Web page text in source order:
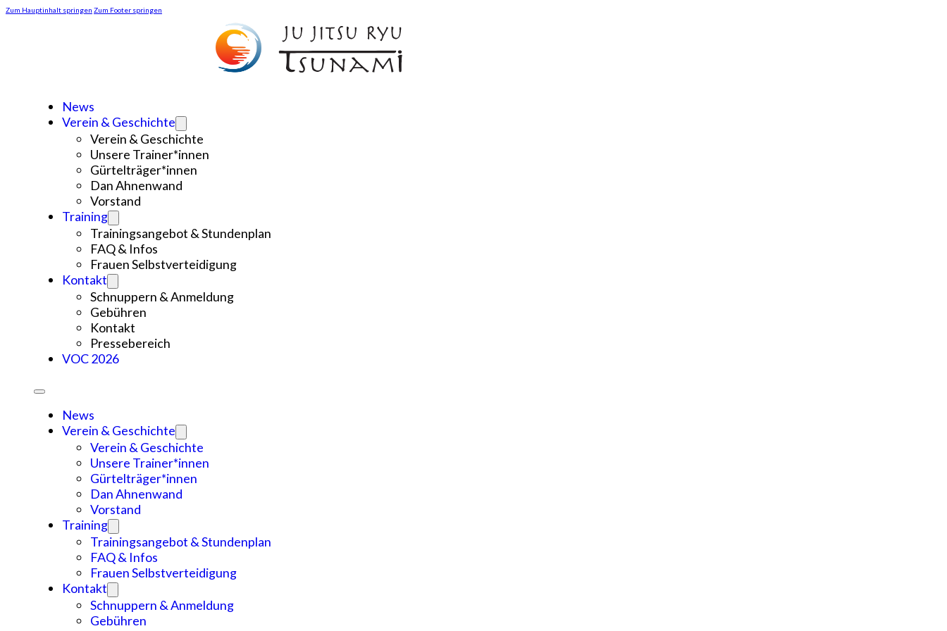
Zum Hauptinhalt springen Zum Footer springen
News
Verein & Geschichte
Verein & Geschichte
Unsere Trainer*innen
Gürtelträger*innen
Dan Ahnenwand
Vorstand
Training
Trainingsangebot & Stundenplan
FAQ & Infos
Frauen Selbstverteidigung
Kontakt
Schnuppern & Anmeldung
Gebühren
Kontakt
Pressebereich
VOC 2026
News
Verein & Geschichte
Verein & Geschichte
Unsere Trainer*innen
Gürtelträger*innen
Dan Ahnenwand
Vorstand
Training
Trainingsangebot & Stundenplan
FAQ & Infos
Frauen Selbstverteidigung
Kontakt
Schnuppern & Anmeldung
Gebühren